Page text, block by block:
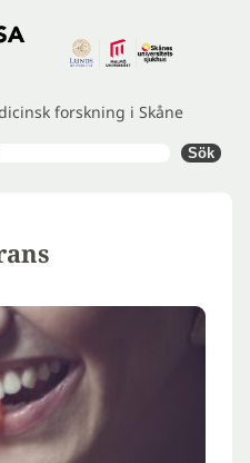
forskning i Skåne
Sök